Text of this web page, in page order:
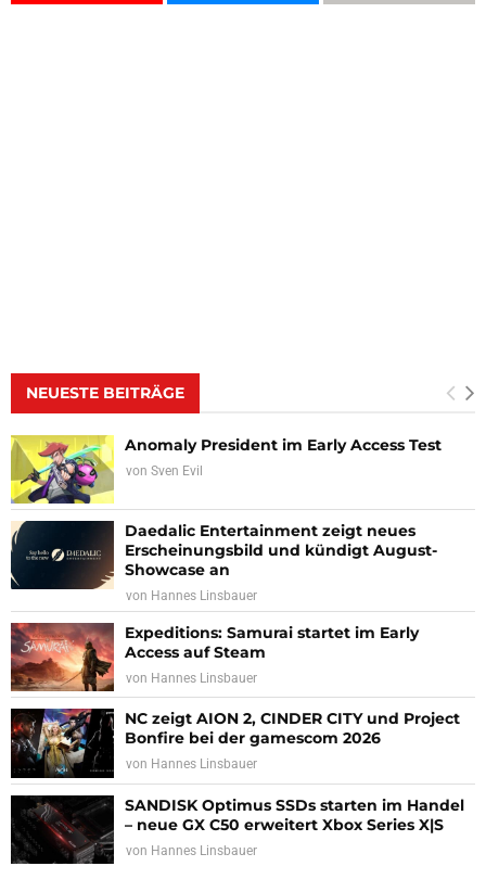
NEUESTE BEITRÄGE
Anomaly President im Early Access Test
von Sven Evil
Daedalic Entertainment zeigt neues
Erscheinungsbild und kündigt August-
Showcase an
von Hannes Linsbauer
Expeditions: Samurai startet im Early
Access auf Steam
von Hannes Linsbauer
NC zeigt AION 2, CINDER CITY und Project
Bonfire bei der gamescom 2026
von Hannes Linsbauer
SANDISK Optimus SSDs starten im Handel
– neue GX C50 erweitert Xbox Series X|S
von Hannes Linsbauer